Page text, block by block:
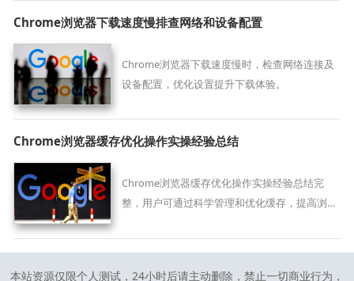
Chrome浏览器下载速度慢排查网络和设备配置
Chrome浏览器下载速度慢时，检查网络连接及
设备配置，优化设置提升下载体验。
Chrome浏览器缓存优化操作实操经验总结
Chrome浏览器缓存优化操作实操经验总结完
整，用户可通过科学管理和优化缓存，提高浏览
本站资源仅限个人测试，24小时后请主动删除，禁止一切商业行为，